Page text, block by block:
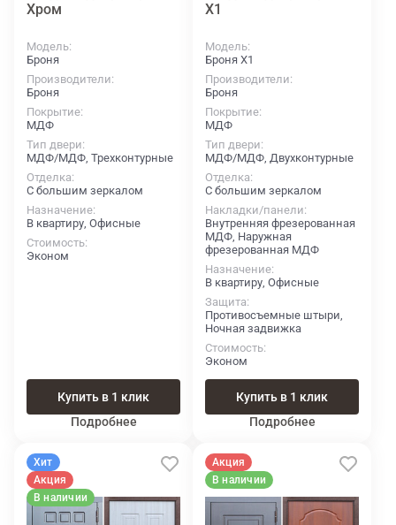
Хром
Модель
Броня
Производители
Броня
Покрытие
МДФ
Тип двери
МДФ/МДФ, Трехконтурные
Отделка
С большим зеркалом
Назначение
В квартиру, Офисные
Стоимость
Эконом
Купить в 1 клик
Подробнее
X1
Модель
Броня X1
Производители
Броня
Покрытие
МДФ
Тип двери
МДФ/МДФ, Двухконтурные
Отделка
С большим зеркалом
Накладки/панели
Внутренняя фрезерованная
МДФ, Наружная
фрезерованная МДФ
Назначение
В квартиру, Офисные
Защита
Противосъемные штыри,
Ночная задвижка
Стоимость
Эконом
Купить в 1 клик
Подробнее
Хит
Акция
В наличии
Акция
В наличии